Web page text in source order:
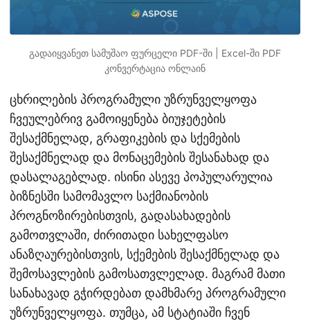
გადაიყვანეთ სამუშაო ფურცელი PDF-ში | Excel-ში PDF
კონვერტაცია ონლაინ
ცხრილების პროგრამული უზრუნველყოფა
ჩვეულებრივ გამოიყენება ბიუჯეტების
შესაქმნელად, გრაფიკების და სქემების
შესაქმნელად და მონაცემების შესანახად და
დასალაგებლად. ისინი ასევე პოპულარულია
ბიზნესში სამომავლო საქმიანობის
პროგნოზირებისთვის, გადასახადების
გამოთვლაში, ძირითადი სახელფასო
ანაზღაურებისთვის, სქემების შესაქმნელად და
შემოსავლების გამოსათვლელად. მაგრამ მათი
სანახავად გჭირდებათ დამხმარე პროგრამული
უზრუნველყოფა. თუმცა, ამ სტატიაში ჩვენ